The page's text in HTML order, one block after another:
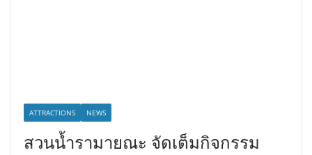
ATTRACTIONS NEWS
สวนน้ำรามายณะ จัดเต็มกิจกรรม